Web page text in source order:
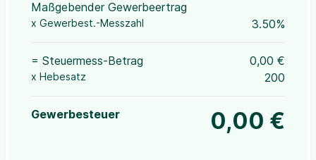
Maßgebender Gewerbeertrag
x Gewerbest.-Messzahl 3.50%
= Steuermess-Betrag 0,00 €
x Hebesatz 200
Gewerbesteuer 0,00 €